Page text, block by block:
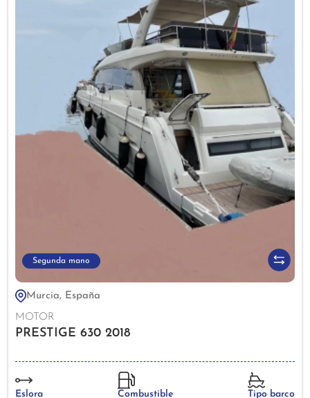
Segunda mano
Murcia, España
MOTOR
PRESTIGE 630 2018
Eslora
Combustible
Tipo barco